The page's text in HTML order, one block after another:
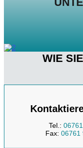
WIE
Tel.:
Fax: 06761